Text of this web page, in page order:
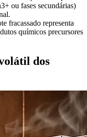
ou fases secundárias)
fracassado representa
químicos precursores
dos